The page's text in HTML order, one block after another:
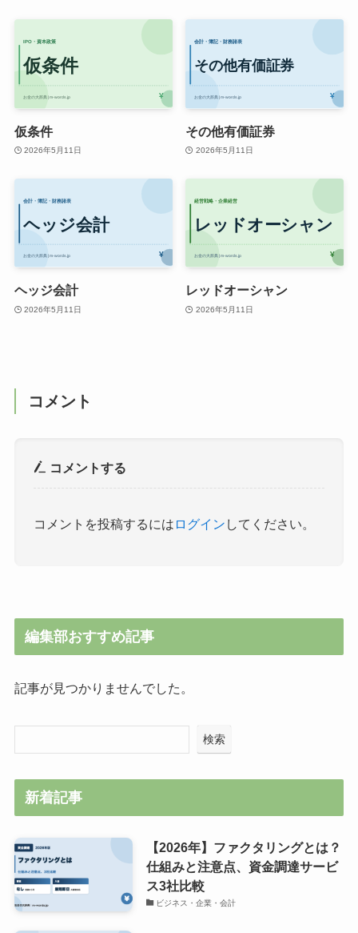
仮条件
2026年5月11日
その他有価証券
2026年5月11日
ヘッジ会計
2026年5月11日
レッドオーシャン
2026年5月11日
コメント
コメントする
コメントを投稿するには ログイン してください。
編集部おすすめ記事
記事が見つかりませんでした。
検索
新着記事
【2026年】ファクタリングとは？
仕組みと注意点、資金調達サービ
ス3社比較
ビジネス・企業・会計